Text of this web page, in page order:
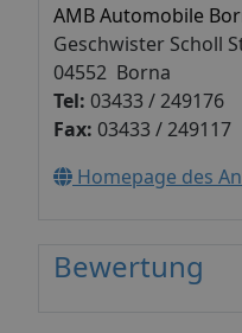
AMB Automobile
Geschwister Scholl
04552 Borna
Tel: 03433 / 249176
Fax: 03433 / 249117
Homepage des
Bewertung